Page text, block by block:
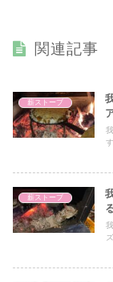
関連記事
薪ストーブ
薪ストーブ